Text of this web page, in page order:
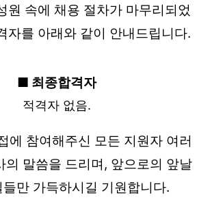
원 속에 채용 절차가 마무리되었
자를 아래와 같이 안내드립니다.
■ 최종합격자
적격자 없음.
에 참여해주신 모든 지원자 여러
의 말씀을 드리며, 앞으로의 앞날
만 가득하시길 기원합니다.